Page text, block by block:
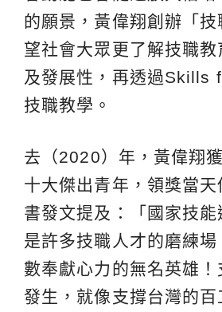
的願景，黃偉翔創辦「
望社會大眾更了解技職
及發展性，再透過Skills
技職教學。
去（2020）年，黃偉翔
十大傑出青年，領獎當
書發文提及：「國家技能
是許多技職人才的磨練
數奉獻心力的無名英雄
發生，就像支撐台灣的百